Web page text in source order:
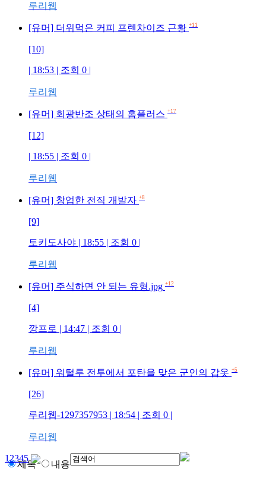
루리웹
[유머] 더위먹은 커피 프렌차이즈 근황 +11
[10]
| 18:53 | 조회 0 |
루리웹
[유머] 회광반조 상태의 홈플러스 +17
[12]
| 18:55 | 조회 0 |
루리웹
[유머] 창업한 전직 개발자 +8
[9]
토키도사야 | 18:55 | 조회 0 |
루리웹
[유머] 주식하면 안 되는 유형.jpg +12
[4]
깡프로 | 14:47 | 조회 0 |
루리웹
[유머] 워털루 전투에서 포탄을 맞은 군인의 갑옷 +5
[26]
루리웹-1297357953 | 18:54 | 조회 0 |
루리웹
12345
제목 내용